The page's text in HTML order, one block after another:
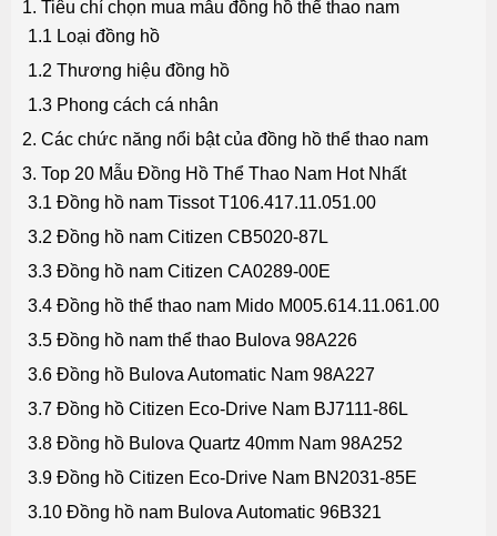
1. Tiêu chí chọn mua mẫu đồng hồ thể thao nam
1.1 Loại đồng hồ
1.2 Thương hiệu đồng hồ
1.3 Phong cách cá nhân
2. Các chức năng nổi bật của đồng hồ thể thao nam
3. Top 20 Mẫu Đồng Hồ Thể Thao Nam Hot Nhất
3.1 Đồng hồ nam Tissot T106.417.11.051.00
3.2 Đồng hồ nam Citizen CB5020-87L
3.3 Đồng hồ nam Citizen CA0289-00E
3.4 Đồng hồ thể thao nam Mido M005.614.11.061.00
3.5 Đồng hồ nam thể thao Bulova 98A226
3.6 Đồng hồ Bulova Automatic Nam 98A227
3.7 Đồng hồ Citizen Eco-Drive Nam BJ7111-86L
3.8 Đồng hồ Bulova Quartz 40mm Nam 98A252
3.9 Đồng hồ Citizen Eco-Drive Nam BN2031-85E
3.10 Đồng hồ nam Bulova Automatic 96B321